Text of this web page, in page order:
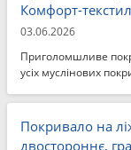
Комфорт-
03.06.2026
Приголомшливе
усіх муслінових
Покривало на
двостороннє,